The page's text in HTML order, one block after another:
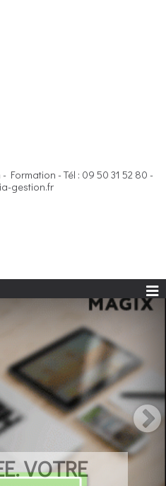
- Tél : 09 50 31 52 80 -
gestion.fr
VOTRE